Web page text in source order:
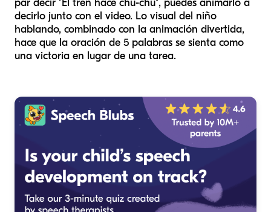
par decir "El tren hace chu-chu", puedes animarlo a
decirlo junto con el video. Lo visual del niño
hablando, combinado con la animación divertida,
hace que la oración de 5 palabras se sienta como
una victoria en lugar de una tarea.